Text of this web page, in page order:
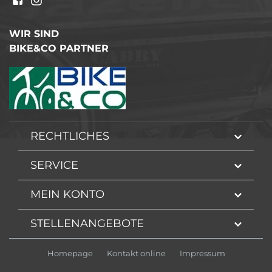
WIR SIND
BIKE&CO PARTNER
RECHTLICHES
SERVICE
MEIN KONTO
STELLENANGEBOTE
Homepage Kontakt online Impressum